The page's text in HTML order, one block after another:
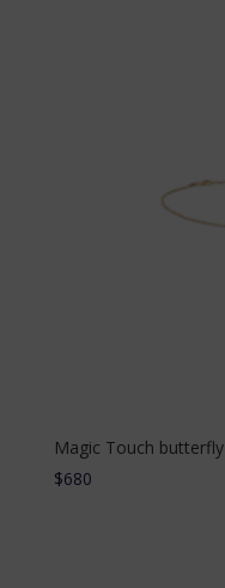
Magic Touch butterfly
$680